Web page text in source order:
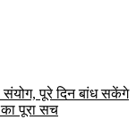
संयोग, पूरे दिन बांध सकेंगे
पूरा सच